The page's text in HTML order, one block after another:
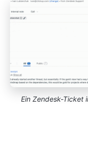
Ein Zendesk-Ticket